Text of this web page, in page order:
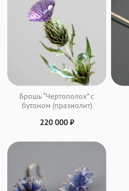
Брошь “Чертополох” с
бутоном (празиолит)
220 000 ₽